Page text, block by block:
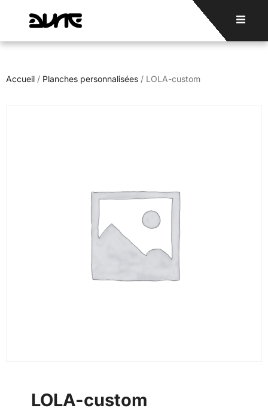
Accueil / Planches personnalisées / LOLA-custom
LOLA-custom